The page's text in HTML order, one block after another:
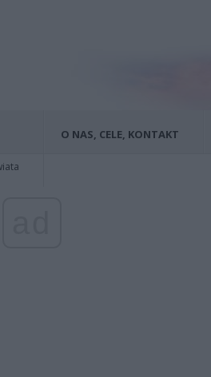
O NAS, CELE, KONTAKT